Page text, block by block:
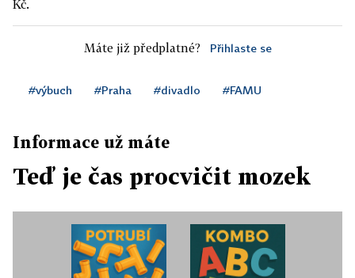
Kč.
Máte již předplatné? Přihlaste se
#výbuch #Praha #divadlo #FAMU
Informace už máte
Teď je čas procvičit mozek